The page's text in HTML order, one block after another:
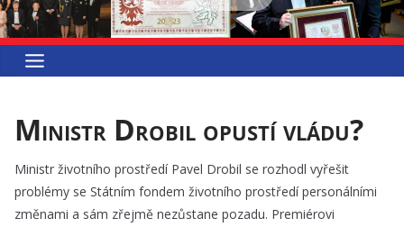
Ministr Drobil opustí vládu?
Ministr životního prostředí Pavel Drobil se rozhodl vyřešit
problémy se Státním fondem životního prostředí personálními
změnami a sám zřejmě nezůstane pozadu. Premiérovi